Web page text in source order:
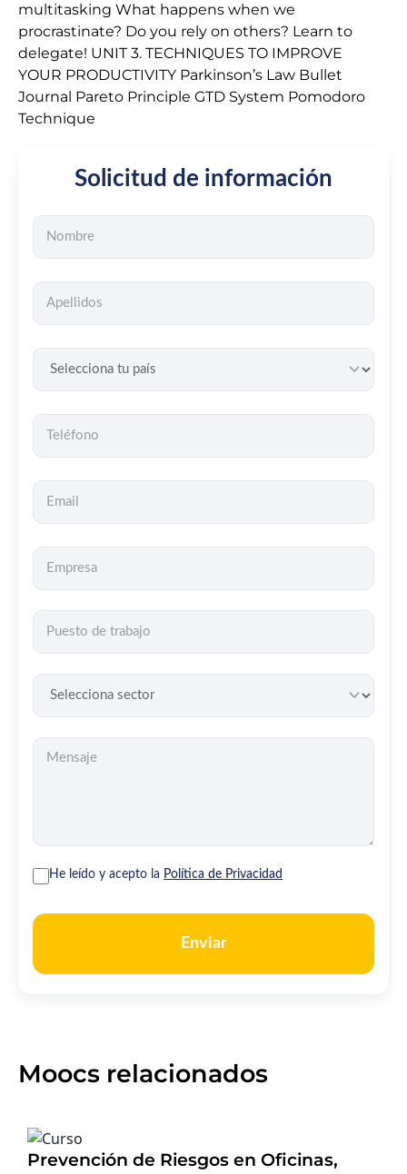
multitasking What happens when we
procrastinate? Do you rely on others? Learn to
delegate! UNIT 3. TECHNIQUES TO IMPROVE
YOUR PRODUCTIVITY Parkinson’s Law Bullet
Journal Pareto Principle GTD System Pomodoro
Technique
Solicitud de información
He leído y acepto la Política de Privacidad
Enviar
Moocs relacionados
Prevención de Riesgos en Oficinas,